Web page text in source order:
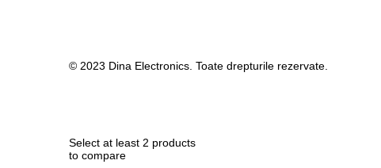
© 2023 Dina Electronics. Toate drepturile rezervate.
Select at least 2 products
to compare